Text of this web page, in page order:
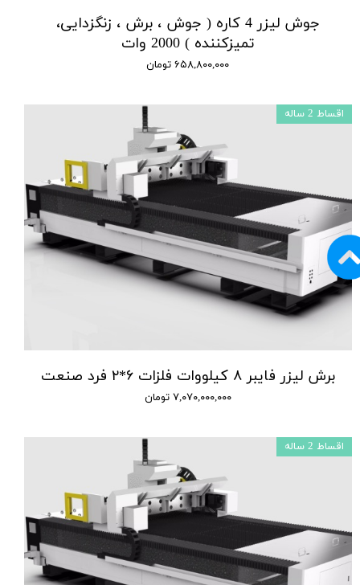
جوش لیزر 4 کاره ( جوش ، برش ، زنگزدایی،
تمیزکننده ) 2000 وات
۶۵۸,۸۰۰,۰۰۰ تومان
برش لیزر فایبر ۸ کیلووات فلزات ۶*۲ فرد صنعت
۷,۰۷۰,۰۰۰,۰۰۰ تومان
اقساط 2 ساله
اقساط 2 ساله